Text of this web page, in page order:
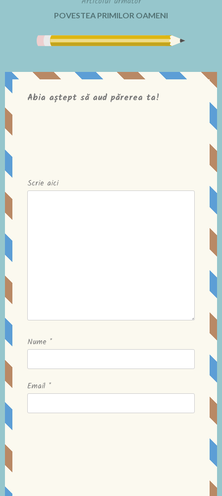
POVESTEA PRIMILOR OAMENI
Nume *
Email *